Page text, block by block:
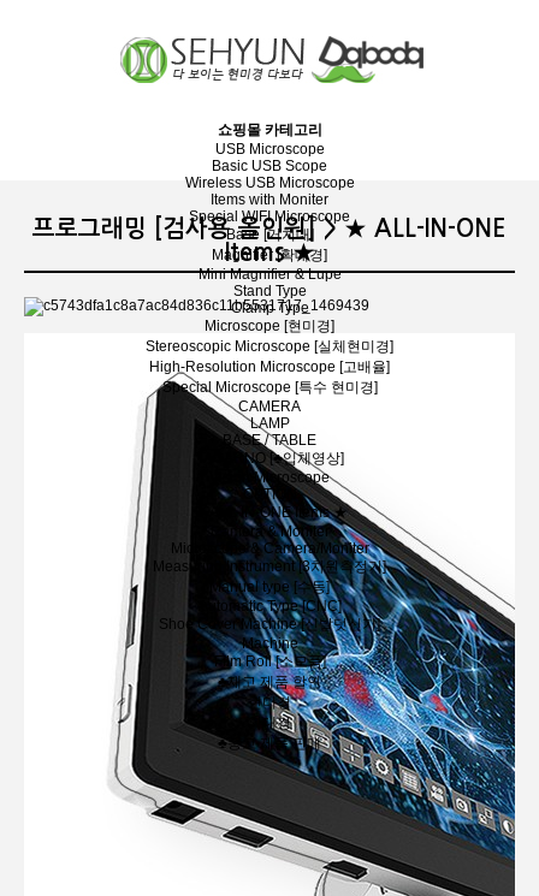
쇼핑몰 카테고리
USB Microscope
Basic USB Scope
Wireless USB Microscope
Items with Moniter
Special WIFI Microscope
Base [거치대]
Magnifier [확대경]
Mini Magnifier & Lupe
Stand Type
Clamp Type
Microscope [현미경]
Stereoscopic Microscope [실체현미경]
High-Resolution Microscope [고배율]
Special Microscope [특수 현미경]
CAMERA
LAMP
BASE / TABLE
TAGARNO [♣입체영상]
Vision Microscope
OPTION
★ ALL-IN-ONE Items ★
Camera & Moniter
Microscope & Camera/Moniter
Measuring Instrument [3차원측정기]
Manual type [수동]
Automatic Type [CNC]
Shoe Cover Machine [신발덧신기]
Machine
Film Roll [소모품]
♣재고 제품 할인
현미경
확대경
♣중고 제품 판매
프로그래밍 [검사용 올인원] > ★ ALL-IN-ONE
Items ★